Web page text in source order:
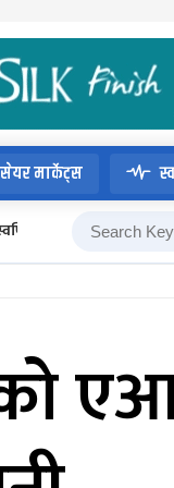
सेयर मार्केट्स
वाग्ले